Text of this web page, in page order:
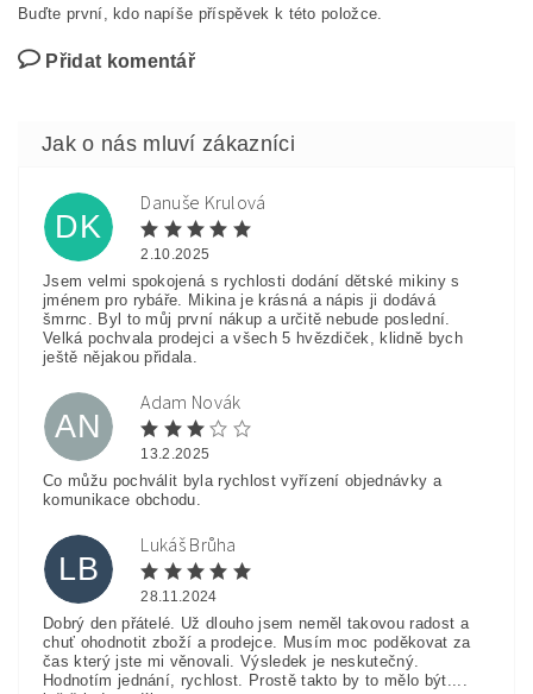
Buďte první, kdo napíše příspěvek k této položce.
Přidat komentář
DK
Danuše Krulová
2.10.2025
Jsem velmi spokojená s rychlosti dodání dětské mikiny s
jménem pro rybáře. Mikina je krásná a nápis ji dodává
šmrnc. Byl to můj první nákup a určitě nebude poslední.
Velká pochvala prodejci a všech 5 hvězdiček, klidně bych
ještě nějakou přidala.
AN
Adam Novák
13.2.2025
Co můžu pochválit byla rychlost vyřízení objednávky a
komunikace obchodu.
LB
Lukáš Brůha
28.11.2024
Dobrý den přátelé. Už dlouho jsem neměl takovou radost a
chuť ohodnotit zboží a prodejce. Musím moc poděkovat za
čas který jste mi věnovali. Výsledek je neskutečný.
Hodnotím jednání, rychlost. Prostě takto by to mělo být....